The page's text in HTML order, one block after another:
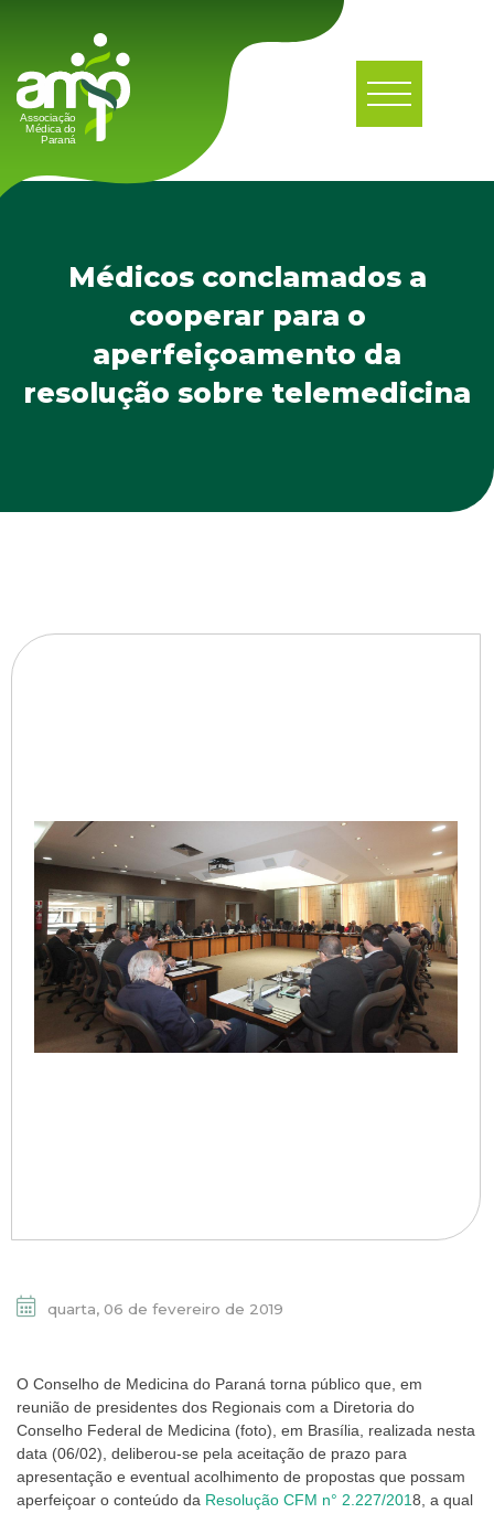
Médicos conclamados a
cooperar para o
aperfeiçoamento da
resolução sobre telemedicina
quarta, 06 de fevereiro de 2019
O Conselho de Medicina do Paraná torna público que, em
reunião de presidentes dos Regionais com a Diretoria do
Conselho Federal de Medicina (foto), em Brasília, realizada nesta
data (06/02), deliberou-se pela aceitação de prazo para
apresentação e eventual acolhimento de propostas que possam
aperfeiçoar o conteúdo da Resolução CFM n° 2.227/2018, a qual